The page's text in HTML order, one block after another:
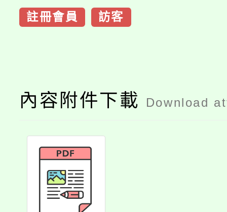
註冊會員 訪客
內容附件下載 Download